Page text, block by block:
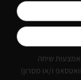
שיחה
ו/או מסרון)